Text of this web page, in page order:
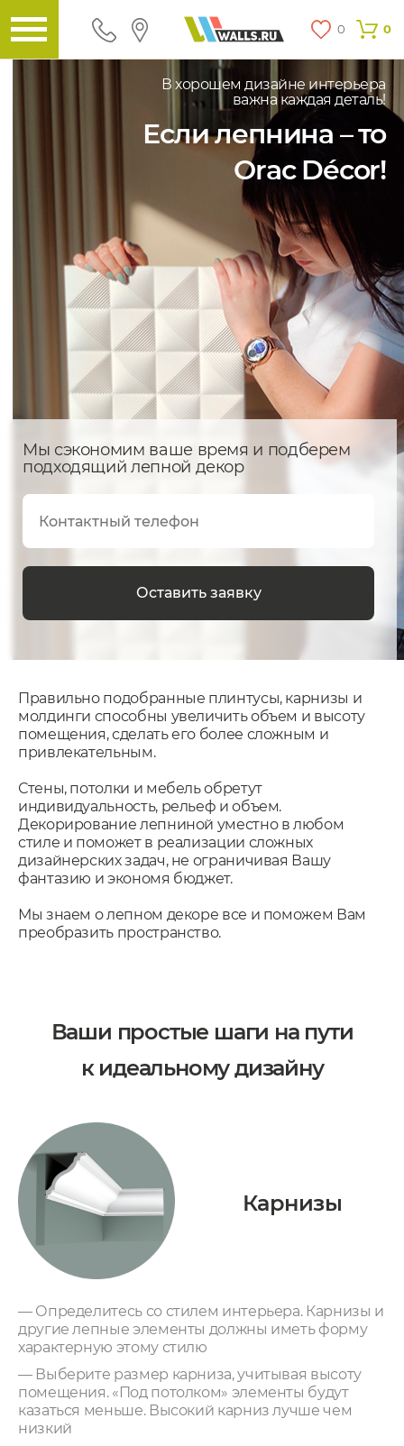
0 0
В хорошем дизайне интерьера
важна каждая деталь!
Если лепнина – то
Orac Décor!
Правильно подобранные плинтусы, карнизы и
молдинги способны увеличить объем и высоту
помещения, сделать его более сложным и
привлекательным.
Стены, потолки и мебель обретут
индивидуальность, рельеф и объем.
Декорирование лепниной уместно в любом
стиле и поможет в реализации сложных
дизайнерских задач, не ограничивая Вашу
фантазию и экономя бюджет.
Мы знаем о лепном декоре все и поможем Вам
преобразить пространство.
Мы сэкономим ваше время и подберем
подходящий лепной декор
Ваши простые шаги на пути
к идеальному дизайну
Карнизы
— Определитесь со стилем интерьера. Карнизы и
другие лепные элементы должны иметь форму
характерную этому стилю
— Выберите размер карниза, учитывая высоту
помещения. «Под потолком» элементы будут
казаться меньше. Высокий карниз лучше чем
низкий